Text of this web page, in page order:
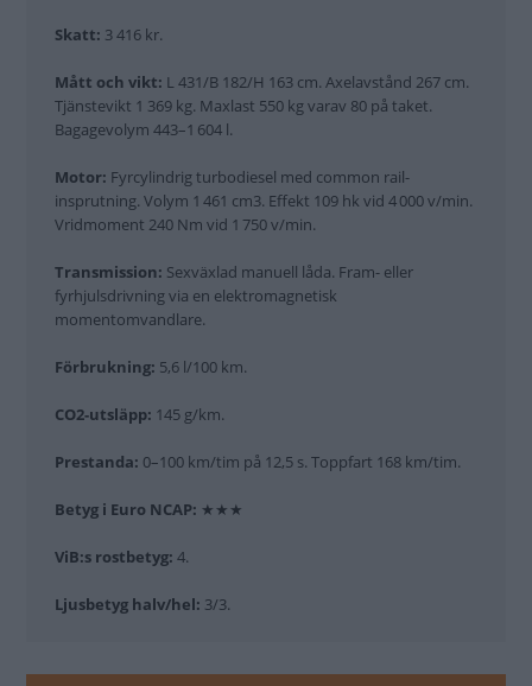
Skatt: 3 416 kr.
Mått och vikt: L 431/B 182/H 163 cm. Axelavstånd 267 cm.
Tjänstevikt 1 369 kg. Maxlast 550 kg varav 80 på taket.
Bagagevolym 443–1 604 l.
Motor: Fyrcylindrig turbodiesel med common rail-
insprutning. Volym 1 461 cm3. Effekt 109 hk vid 4 000 v/min.
Vridmoment 240 Nm vid 1 750 v/min.
Transmission: Sexväxlad manuell låda. Fram- eller
fyrhjulsdrivning via en elektromagnetisk
momentomvandlare.
Förbrukning: 5,6 l/100 km.
CO2-utsläpp: 145 g/km.
Prestanda: 0–100 km/tim på 12,5 s. Toppfart 168 km/tim.
Betyg i Euro NCAP: ★★★
ViB:s rostbetyg: 4.
Ljusbetyg halv/hel: 3/3.